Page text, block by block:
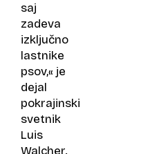
saj
zadeva
izključno
lastnike
psov,« je
dejal
pokrajinski
svetnik
Luis
Walcher.